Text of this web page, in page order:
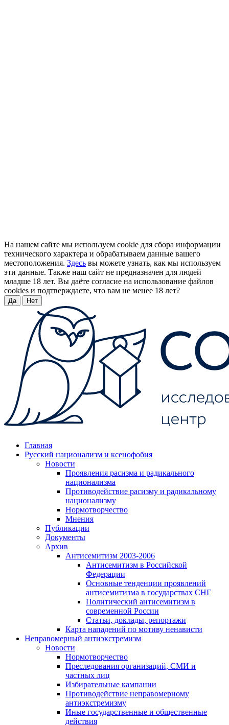
На нашем сайте мы используем cookie для сбора информации
технического характера и обрабатываем данные вашего
местоположения. Здесь вы можете узнать, как мы используем
эти данные. Также наш сайт не предназначен для людей
младше 18 лет. Вы даёте согласие на использование файлов
cookies и подтверждаете, что вам не менее 18 лет?
Да Нет
Главная
Русский национализм и ксенофобия
Новости
Проявления расизма и радикального
национализма
Противодействие расизму и радикальному
национализму
Нормотворчество
Мнения
Публикации
Документы
Архив
Антисемитизм 2003-2006
Антисемитизм в Российской
Федерации
Основные тенденции проявлений
антисемитизма в государствах СНГ
Политический антисемитизм в
современной России
Статьи, доклады, репортажи
Карта нападений по мотиву ненависти
Неправомерный антиэкстремизм
Новости
Нормотворчество
Преследования организаций, СМИ и
частных лиц
Избирательные кампании
Противодействие неправомерному
антиэкстремизму
Иные государственные и общественные
действия